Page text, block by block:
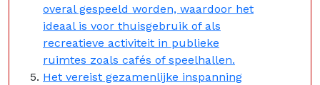
overal gespeeld worden, waardoor het
ideaal is voor thuisgebruik of als
recreatieve activiteit in publieke
ruimtes zoals cafés of speelhallen.
Het vereist gezamenlijke inspanning